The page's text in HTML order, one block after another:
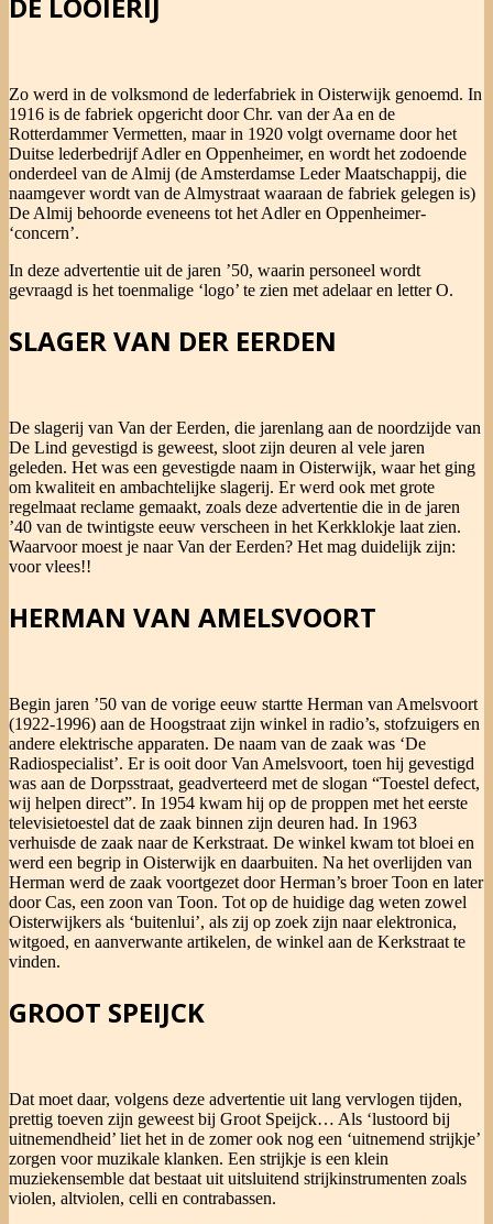
DE LOOIERIJ
Zo werd in de volksmond de lederfabriek in Oisterwijk genoemd. In
1916 is de fabriek opgericht door Chr. van der Aa en de
Rotterdammer Vermetten, maar in 1920 volgt overname door het
Duitse lederbedrijf Adler en Oppenheimer, en wordt het zodoende
onderdeel van de Almij (de Amsterdamse Leder Maatschappij, die
naamgever wordt van de Almystraat waaraan de fabriek gelegen is)
De Almij behoorde eveneens tot het Adler en Oppenheimer-
‘concern’.
In deze advertentie uit de jaren ’50, waarin personeel wordt
gevraagd is het toenmalige ‘logo’ te zien met adelaar en letter O.
SLAGER VAN DER EERDEN
De slagerij van Van der Eerden, die jarenlang aan de noordzijde van
De Lind gevestigd is geweest, sloot zijn deuren al vele jaren
geleden. Het was een gevestigde naam in Oisterwijk, waar het ging
om kwaliteit en ambachtelijke slagerij. Er werd ook met grote
regelmaat reclame gemaakt, zoals deze advertentie die in de jaren
’40 van de twintigste eeuw verscheen in het Kerkklokje laat zien.
Waarvoor moest je naar Van der Eerden? Het mag duidelijk zijn:
voor vlees!!
HERMAN VAN AMELSVOORT
Begin jaren ’50 van de vorige eeuw startte Herman van Amelsvoort
(1922-1996) aan de Hoogstraat zijn winkel in radio’s, stofzuigers en
andere elektrische apparaten. De naam van de zaak was ‘De
Radiospecialist’. Er is ooit door Van Amelsvoort, toen hij gevestigd
was aan de Dorpsstraat, geadverteerd met de slogan “Toestel defect,
wij helpen direct”. In 1954 kwam hij op de proppen met het eerste
televisietoestel dat de zaak binnen zijn deuren had. In 1963
verhuisde de zaak naar de Kerkstraat. De winkel kwam tot bloei en
werd een begrip in Oisterwijk en daarbuiten. Na het overlijden van
Herman werd de zaak voortgezet door Herman’s broer Toon en later
door Cas, een zoon van Toon. Tot op de huidige dag weten zowel
Oisterwijkers als ‘buitenlui’, als zij op zoek zijn naar elektronica,
witgoed, en aanverwante artikelen, de winkel aan de Kerkstraat te
vinden.
GROOT SPEIJCK
Dat moet daar, volgens deze advertentie uit lang vervlogen tijden,
prettig toeven zijn geweest bij Groot Speijck… Als ‘lustoord bij
uitnemendheid’ liet het in de zomer ook nog een ‘uitnemend strijkje’
zorgen voor muzikale klanken. Een strijkje is een klein
muziekensemble dat bestaat uit uitsluitend strijkinstrumenten zoals
violen, altviolen, celli en contrabassen.